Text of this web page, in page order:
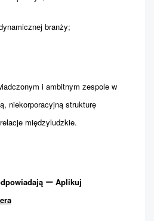
branży;
i ambitnym zespole w
niekorporacyjną strukturę
międzyludzkie.
ー Aplikuj